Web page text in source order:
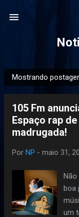
P
o
Mostrando
105 Fm
Espaço rap
madrugada!
Por NP - maio 31,
Não
boa
um